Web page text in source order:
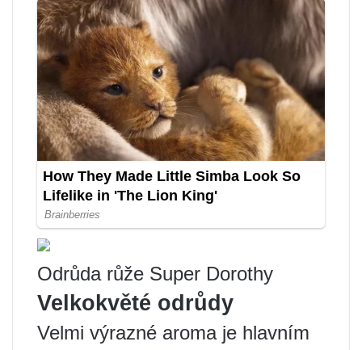
Odrůda růže Super Dorothy
Velkokvěté odrůdy
Velmi výrazné aroma je hlavním